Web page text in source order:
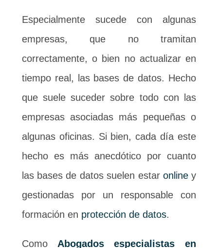
Especialmente sucede con algunas
empresas, que no tramitan
correctamente, o bien no actualizar en
tiempo real, las bases de datos. Hecho
que suele suceder sobre todo con las
empresas asociadas más pequeñas o
algunas oficinas. Si bien, cada día este
hecho es más anecdótico por cuanto
las bases de datos suelen estar onliney
gestionadas por un responsable con
formación en protección de datos.
ComoAbogados especialistas en